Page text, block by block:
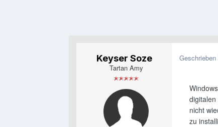
Keyser Soze
Tartan Amy
Geschrieben
nicht
zu